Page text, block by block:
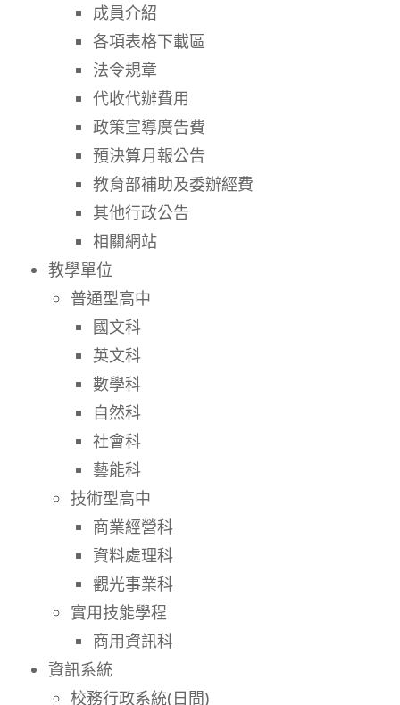
成員介紹
各項表格下載區
法令規章
代收代辦費用
政策宣導廣告費
預決算月報公告
教育部補助及委辦經費
其他行政公告
相關網站
教學單位
普通型高中
國文科
英文科
數學科
自然科
社會科
藝能科
技術型高中
商業經營科
資料處理科
觀光事業科
實用技能學程
商用資訊科
資訊系統
校務行政系統(日間)